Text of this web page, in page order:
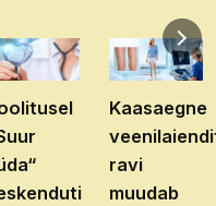
Kaasaegne
ravi
muudab